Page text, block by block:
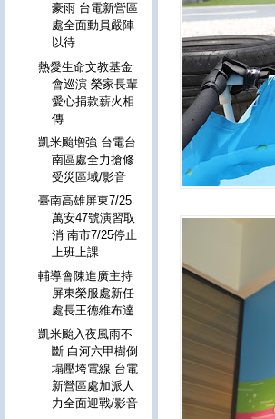
豪雨 台電新營區
處全面動員嚴陣
以待
熱愛生命文教基金
會巡演 榮家長輩
愛心捐款薪火相
傳
凱米颱增強 台電台
南區處全力搶修
受災區域/影音
臺南高雄屏東7/25
萬安47號演習取
消 南市7/25停止
上班上課
輔導會陳進廣主持
屏東榮服處新任
處長王德維布達
凱米颱入夜風雨不
斷 白河六甲樹倒
塌壓垮電線 台電
新營區處加派人
力全面迎戰/影音